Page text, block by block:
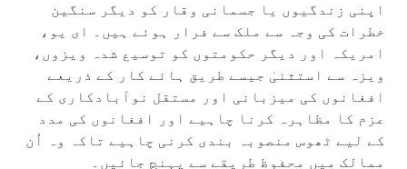
اپنی زندگیوں یا جسمانی وقار کو دیگر سنگین
خطرات کی وجہ سے ملک سے فرار ہوئے ہیں۔ ای یو،
امریکہ اور دیگر حکومتوں کو توسیع شدہ ویزوں،
ویزہ سے استثنیٰ جیسے طریق ہائے کار کے ذریعے
افغانوں کی میزبانی اور مستقل نوآبادکاری کے
عزم کا مظاہرہ کرنا چاہیے اور افغانوں کی مدد
کے لیے ٹھوس منصوبہ بندی کرنی چاہیے تاکہ وہ اُن
ممالک میں محفوظ طریقے سے پہنچ جائیں۔